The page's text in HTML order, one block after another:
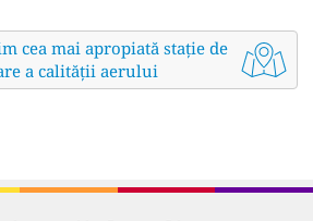
cea mai apropiată stație de
a calității aerului